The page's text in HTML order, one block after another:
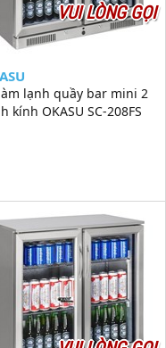
VUI LÒNG GỌI
lạnh quầy bar mini 2
kính OKASU SC-208FS